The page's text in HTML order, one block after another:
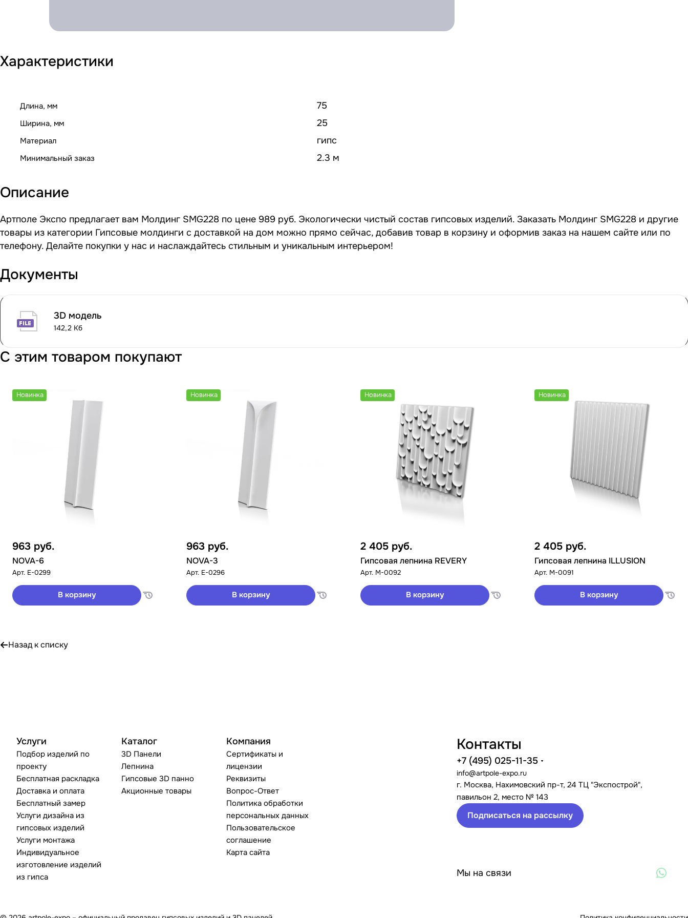
Характеристики
Длина, мм 75
Ширина, мм 25
Материал гипс
Минимальный заказ 2.3 м
Описание
Артполе Экспо предлагает вам Молдинг SMG228 по цене 989 руб. Экологически чистый состав гипсовых изделий. Заказать Молдинг SMG228 и другие
товары из категории Гипсовые молдинги с доставкой на дом можно прямо сейчас, добавив товар в корзину и оформив заказ на нашем сайте или по
телефону. Делайте покупки у нас и наслаждайтесь стильным и уникальным интерьером!
Документы
3D модель
142,2 Кб
С этим товаром покупают
Новинка
963 руб.
NOVA-6
Арт. E-0299
В корзину
Новинка
963 руб.
NOVA-3
Арт. E-0296
В корзину
Новинка
2 405 руб.
Гипсовая лепнина REVERY
Арт. M-0092
В корзину
Новинка
2 405 руб.
Гипсовая лепнина ILLUSION
Арт. M-0091
В корзину
Назад к списку
Услуги
Подбор изделий по
проекту
Бесплатная раскладка
Доставка и оплата
Бесплатный замер
Услуги дизайна из
гипсовых изделий
Услуги монтажа
Индивидуальное
изготовление изделий
из гипса
Каталог
3D Панели
Лепнина
Гипсовые 3D панно
Акционные товары
Компания
Сертификаты и
лицензии
Реквизиты
Вопрос-Ответ
Политика обработки
персональных данных
Пользовательское
соглашение
Карта сайта
Контакты
+7 (495) 025-11-35
info@artpole-expo.ru
г. Москва, Нахимовский пр-т, 24 ТЦ "Экспострой",
павильон 2, место № 143
Подписаться на рассылку
Мы на связи